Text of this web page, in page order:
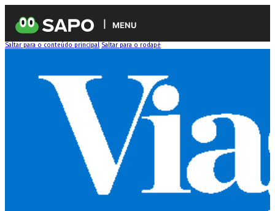
MENU
Saltar para o conteúdo principal Saltar para o rodapé